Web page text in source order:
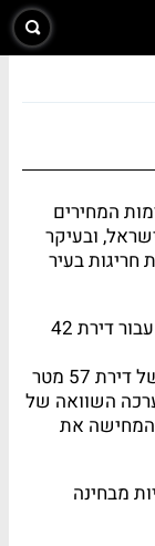
המחירים
ובעיקר
חריגות בעיר
בין המקרים שסוקרו נמנים המחיר ששולם עבור דירת 42
בבניין ישן במתחם בזל בתל אביב, והמחיר של דירת 57 מטר
השוואה של
את
מבחינה